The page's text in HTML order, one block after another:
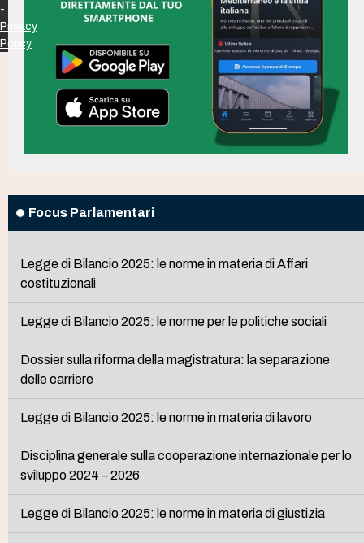
Focus Parlamentari
Legge di Bilancio 2025: le norme in materia di Affari
costituzionali
Legge di Bilancio 2025: le norme per le politiche sociali
Dossier sulla riforma della magistratura: la separazione
delle carriere
Legge di Bilancio 2025: le norme in materia di lavoro
Disciplina generale sulla cooperazione internazionale per lo
sviluppo 2024 – 2026
Legge di Bilancio 2025: le norme in materia di giustizia
-
Privacy
Policy